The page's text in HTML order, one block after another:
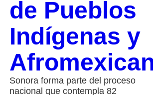
de Pueblos
Indígenas y
Sonora forma parte del proceso
nacional que contempla 82